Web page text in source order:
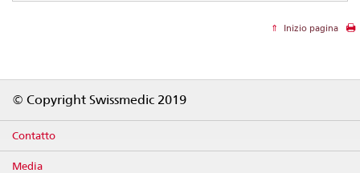
Inizio pagina
© Copyright Swissmedic 2019
Contatto
Media